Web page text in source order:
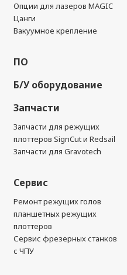
Опции для лазеров MAGIC
Цанги
Вакуумное крепление
ПО
Б/У оборудование
Запчасти
Запчасти для режущих
плоттеров SignCut и Redsail
Запчасти для Gravotech
Сервис
Ремонт режущих голов
планшетных режущих
плоттеров
Сервис фрезерных станков
с ЧПУ